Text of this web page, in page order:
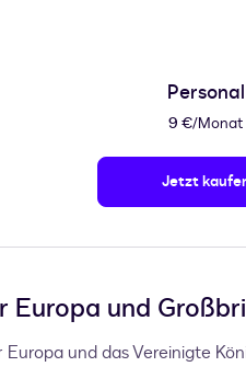
Personal
9 €/Monat
Jetzt
Europa und
Europa und das Vereinigte